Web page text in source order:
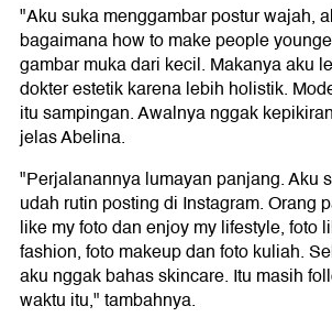
"Aku suka menggambar postur wajah,
bagaimana how to make people
gambar muka dari kecil. Makanya aku
dokter estetik karena lebih holistik.
itu sampingan. Awalnya nggak
jelas Abelina.
"Perjalanannya lumayan panjang. Aku
udah rutin posting di Instagram. Orang
like my foto dan enjoy my lifestyle, foto
fashion, foto makeup dan foto kuliah.
aku nggak bahas skincare. Itu masih
waktu itu," tambahnya.